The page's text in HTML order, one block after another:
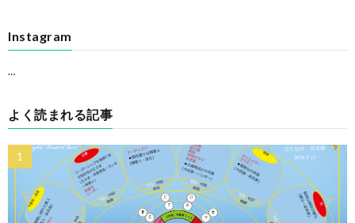
Instagram
…
よく読まれる記事